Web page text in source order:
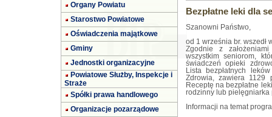
Organy Powiatu
Starostwo Powiatowe
Oświadczenia majątkowe
Gminy
Jednostki organizacyjne
Powiatowe Służby, Inspekcje i
Straże
Spółki prawa handlowego
Organizacje pozarządowe
Bezpłatne leki dla
Szanowni Państwo,
od 1 września br. wszedł
Zgodnie z
wszystkim seniorom,
świadczeń opieki
Lista bezpłatnych
Zdrowia, zawiera 1129
Receptę na bezpłatne
rodzinny lub pielęgniarka
Informacji na temat